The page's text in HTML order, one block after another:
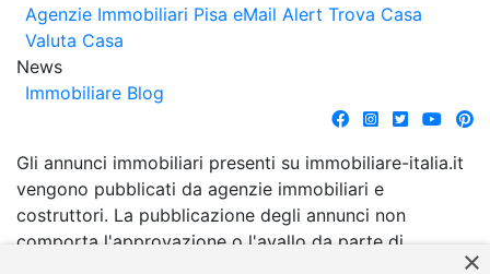
Agenzie Immobiliari Pisa eMail Alert Trova Casa
Valuta Casa
News
Immobiliare Blog
Gli annunci immobiliari presenti su immobiliare-italia.it
vengono pubblicati da agenzie immobiliari e
costruttori. La pubblicazione degli annunci non
comporta l'approvazione o l'avallo da parte di
×